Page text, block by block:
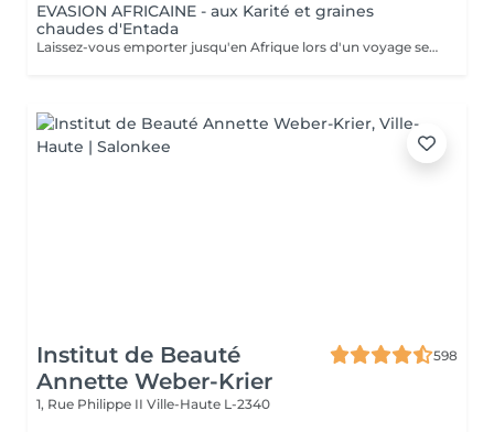
EVASION AFRICAINE - aux Karité et graines
chaudes d'Entada
Laissez-vous emporter jusqu'en Afrique lors d'un voyage sensoriel. Le beurre de karité chauffé devient une huile tiède nourrissante qui enveloppe votre corps dans une infinie douceur. Les graines d'Entada chaudes sont ensuite glissées le long du corps, délivrant une douce chaleur bienfaisante. La chaleur de ce soin favorise la relaxation.
Institut de Beauté
Annette Weber-Krier
598
1, Rue Philippe II Ville-Haute L-2340